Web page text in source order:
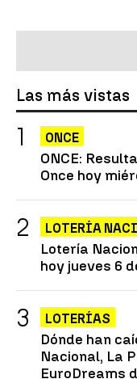
Las más vistas
ONCE
ONCE:
Once hoy
LOTERÍA
Lotería
hoy jueves 6
LOTERÍAS
Dónde han
Nacional, La
EuroDreams